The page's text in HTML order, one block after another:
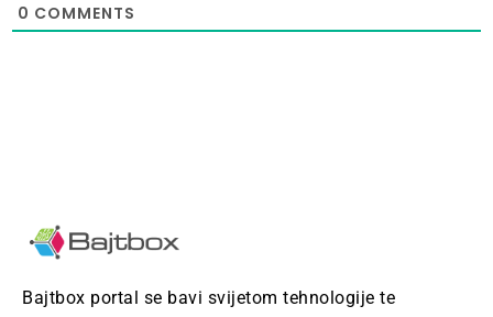
0 COMMENTS
Bajtbox portal se bavi svijetom tehnologije te